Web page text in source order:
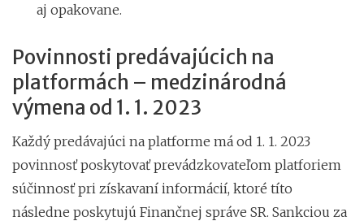
aj opakovane.
Povinnosti predávajúcich na
platformách – medzinárodná
výmena od 1. 1. 2023
Každý predávajúci na platforme má od 1. 1. 2023
povinnosť poskytovať prevádzkovateľom platforiem
súčinnosť pri získavaní informácií, ktoré títo
následne poskytujú Finančnej správe SR. Sankciou za